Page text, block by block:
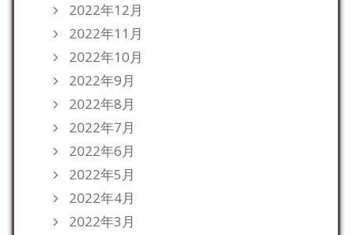
2022年12月
2022年11月
2022年10月
2022年9月
2022年8月
2022年7月
2022年6月
2022年5月
2022年4月
2022年3月